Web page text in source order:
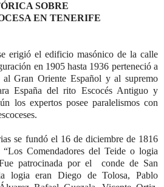
SOBRE
EN TENERIFE
erigió el edificio masónico de la calle
en 1905 hasta 1936 perteneció a
Gran Oriente Español y al supremo
España del rito Escocés Antiguo y
los expertos posee paralelismos con
se fundó el 16 de diciembre de 1816
Comendadores del Teide o logia
patrocinada por el conde de San
logia eran Diego de Tolosa, Pablo